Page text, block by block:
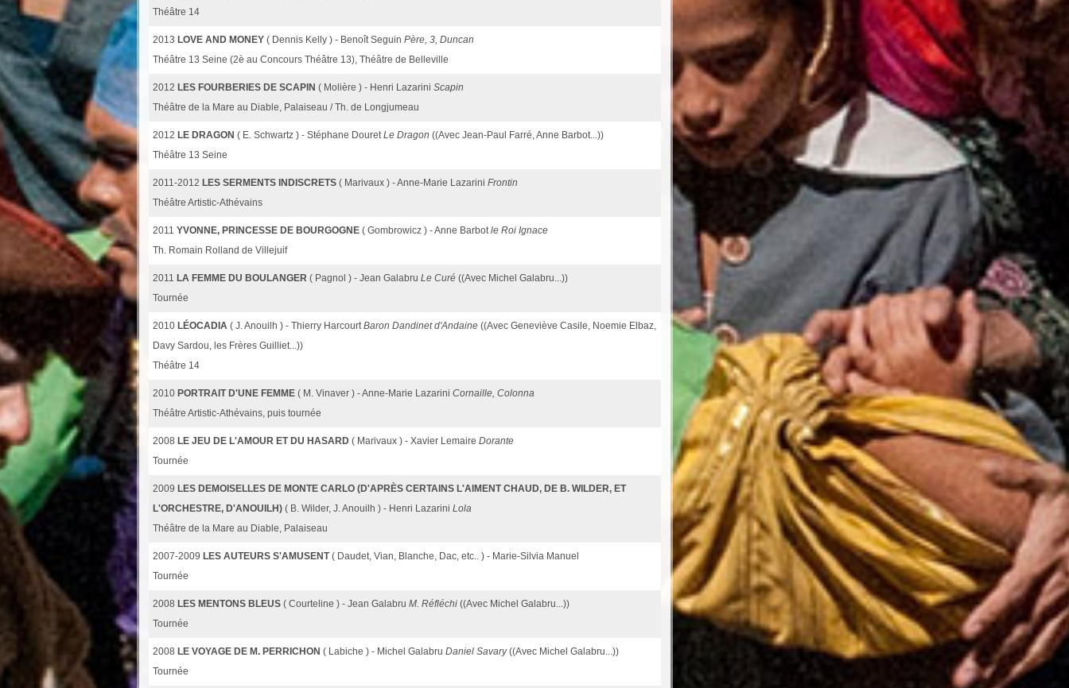
Théâtre 14
2013 LOVE AND MONEY ( Dennis Kelly ) - Benoît Seguin Père, 3, Duncan
Théâtre 13 Seine (2è au Concours Théâtre 13), Théâtre de Belleville
2012 LES FOURBERIES DE SCAPIN ( Molière ) - Henri Lazarini Scapin
Théâtre de la Mare au Diable, Palaiseau / Th. de Longjumeau
2012 LE DRAGON ( E. Schwartz ) - Stéphane DouretLe Dragon ((Avec Jean-Paul Farré, Anne Barbot...))
Théâtre 13 Seine
2011-2012 LES SERMENTS INDISCRETS ( Marivaux ) - Anne-Marie Lazarini Frontin
Théâtre Artistic-Athévains
2011 YVONNE, PRINCESSE DE BOURGOGNE ( Gombrowicz ) - Anne Barbotle Roi Ignace
Th. Romain Rolland de Villejuif
2011 LA FEMME DU BOULANGER ( Pagnol ) - Jean Galabru Le Curé ((Avec Michel Galabru...))
Tournée
2010 LÉOCADIA ( J. Anouilh ) - Thierry HarcourtBaron Dandinet d'Andaine ((Avec Geneviève Casile, Noemie Elbaz,
Davy Sardou, les Frères Guilliet...))
Théâtre 14
2010 PORTRAIT D'UNE FEMME ( M. Vinaver ) - Anne-Marie Lazarini Cornaille, Colonna
Théâtre Artistic-Athévains, puis tournée
2008 LE JEU DE L'AMOUR ET DU HASARD ( Marivaux ) - Xavier Lemaire Dorante
Tournée
2009 LES DEMOISELLES DE MONTE CARLO (D'APRÈS CERTAINS L'AIMENT CHAUD, DE B. WILDER, ET
L'ORCHESTRE, D'ANOUILH) ( B. Wilder, J. Anouilh ) - Henri Lazarini Lola
Théâtre de la Mare au Diable, Palaiseau
2007-2009 LES AUTEURS S'AMUSENT( Daudet, Vian, Blanche, Dac, etc.. ) - Marie-Silvia Manuel
Tournée
2008 LES MENTONS BLEUS ( Courteline ) - Jean Galabru M. Réfléchi ((Avec Michel Galabru...))
Tournée
2008 LE VOYAGE DE M. PERRICHON ( Labiche ) - Michel Galabru Daniel Savary((Avec Michel Galabru...))
Tournée